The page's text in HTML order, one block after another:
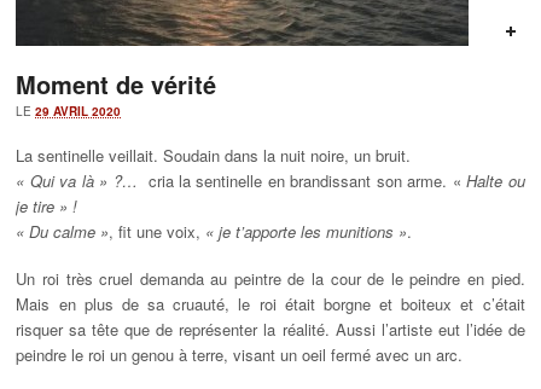
Moment de vérité
LE29 AVRIL 2020
La sentinelle veillait. Soudain dans la nuit noire, un bruit.
« Qui va là » ?… cria la sentinelle en brandissant son arme. «Halte ou
je tire » !
« Du calme », fit une voix, « je t’apporte les munitions ».
Un roi très cruel demanda au peintre de la cour de le peindre en pied.
Mais en plus de sa cruauté, le roi était borgne et boiteux et c’était
risquer sa tête que de représenter la réalité. Aussi l’artiste eut l’idée de
peindre le roi un genou à terre, visant un oeil fermé avec un arc.